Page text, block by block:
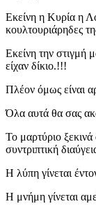
Εκείνη η Κυρία η
κουλτουριάρηδες
Εκείνη την στιγμή
είχαν δίκιο.!!!
Πλέον όμως είναι
Όλα αυτά θα σας
Το μαρτύριο
συντριπτική
Η λύπη γίνεται
Η μνήμη γίνεται